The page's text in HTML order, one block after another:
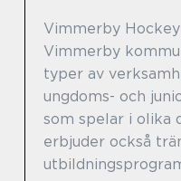
Vimmerby
Vimmerby
typer av
ungdoms- och
som spelar i olika
erbjuder också